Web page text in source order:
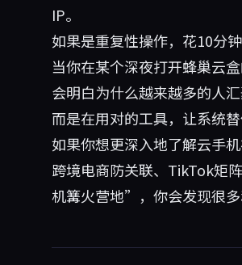
IP。
如果是重复性操作，花10分
当你在某个深夜打开蜂巢云
会明白为什么越来越多的人
而是在用对的工具，让系统替
如果你想更深入地了解云手
跨境电商防关联、TikTok矩
机篝火营地”，你会发现很